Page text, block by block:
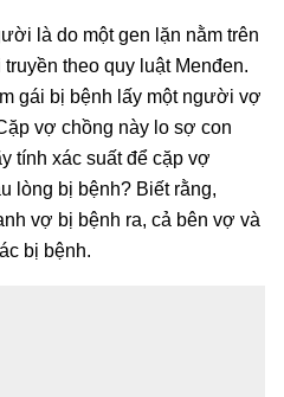
là do một gen lặn nằm trên
theo quy luật Menđen.
gái bị bệnh lấy một người vợ
vợ chồng này lo sợ con
tính xác suất để cặp vợ
lòng bị bệnh? Biết rằng,
vợ bị bệnh ra, cả bên vợ và
bị bệnh.